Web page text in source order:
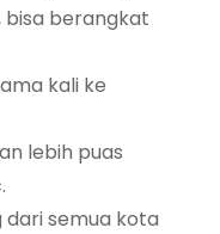
bisa berangkat
kali ke
lebih puas
semua kota